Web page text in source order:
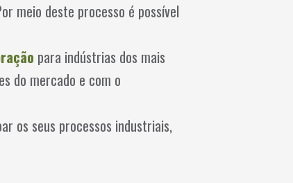
meio deste processo é possível
para indústrias dos mais
do mercado e com o
os seus processos industriais,